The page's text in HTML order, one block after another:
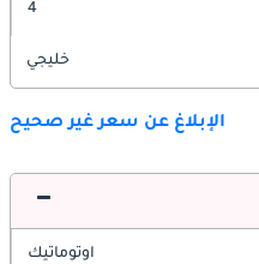
4
خليجي
الإبلاغ عن سعر غير صحيح
اوتوماتيك